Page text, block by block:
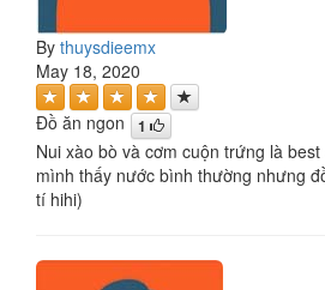
By thuysdieemx
May 18, 2020
Đồ ăn ngon 1
Nui xào bò và cơm cuộn trứng là
mình thấy nước bình thường nhưng
tí hihi)